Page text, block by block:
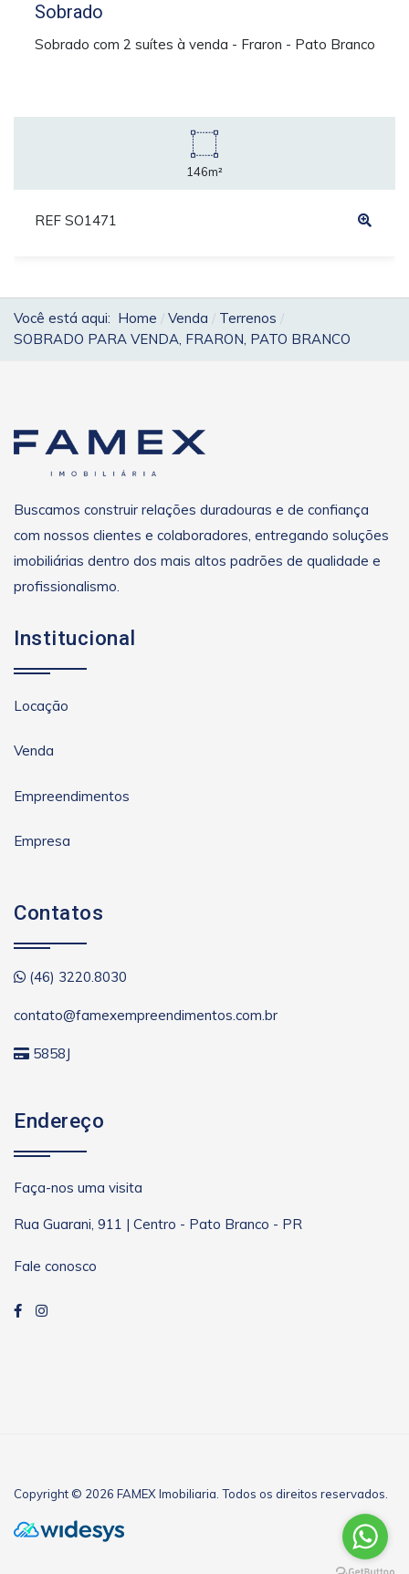
Sobrado
Sobrado com 2 suítes à venda - Fraron - Pato Branco
146m²
REF SO1471
Você está aqui: Home Venda
Terrenos
SOBRADO PARA VENDA, FRARON, PATO BRANCO
Buscamos construir relações duradouras e de confiança
com nossos clientes e colaboradores, entregando soluções
imobiliárias dentro dos mais altos padrões de qualidade e
profissionalismo.
Institucional
Locação
Venda
Empreendimentos
Empresa
Contatos
(46) 3220.8030
contato@famexempreendimentos.com.br
5858J
Endereço
Faça-nos uma visita
Rua Guarani, 911 | Centro - Pato Branco - PR
Fale conosco
Copyright © 2026 FAMEX Imobiliaria. Todos os direitos reservados.